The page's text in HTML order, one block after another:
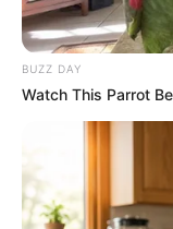
BUZZ DAY
Watch This Parrot